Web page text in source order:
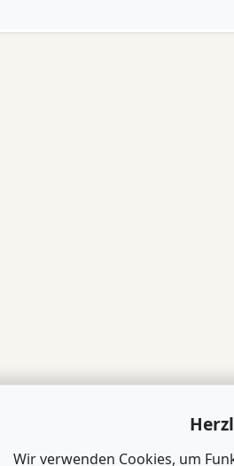
Wir verwenden Cookies, um